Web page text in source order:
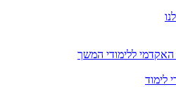
ללימודי המשך
לימוד